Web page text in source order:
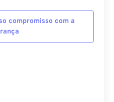
compromisso com a